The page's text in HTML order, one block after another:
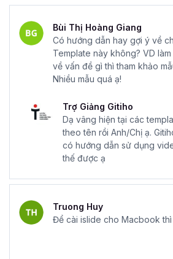
Bùi Thị Hoàng Giang
Có hướng dẫn hay gợi ý về
Template này không? VD
về vấn đề gì thì tham khảo
Nhiều mẫu quá ạ!
Trợ Giảng Gitiho
Dạ vâng hiện tại các
theo tên rồi Anh/Chị ạ.
có hướng dẫn sử dụng
thế được ạ
Truong Huy
Để cài islide cho Macbook